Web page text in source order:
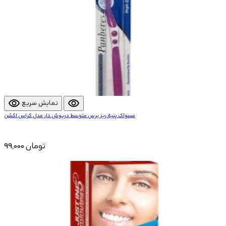
visibility نمایش سریع visibility
مسواک پنبه ریز برس متوسط درپوش دار مدل کراس اکشن
99,000 تومان